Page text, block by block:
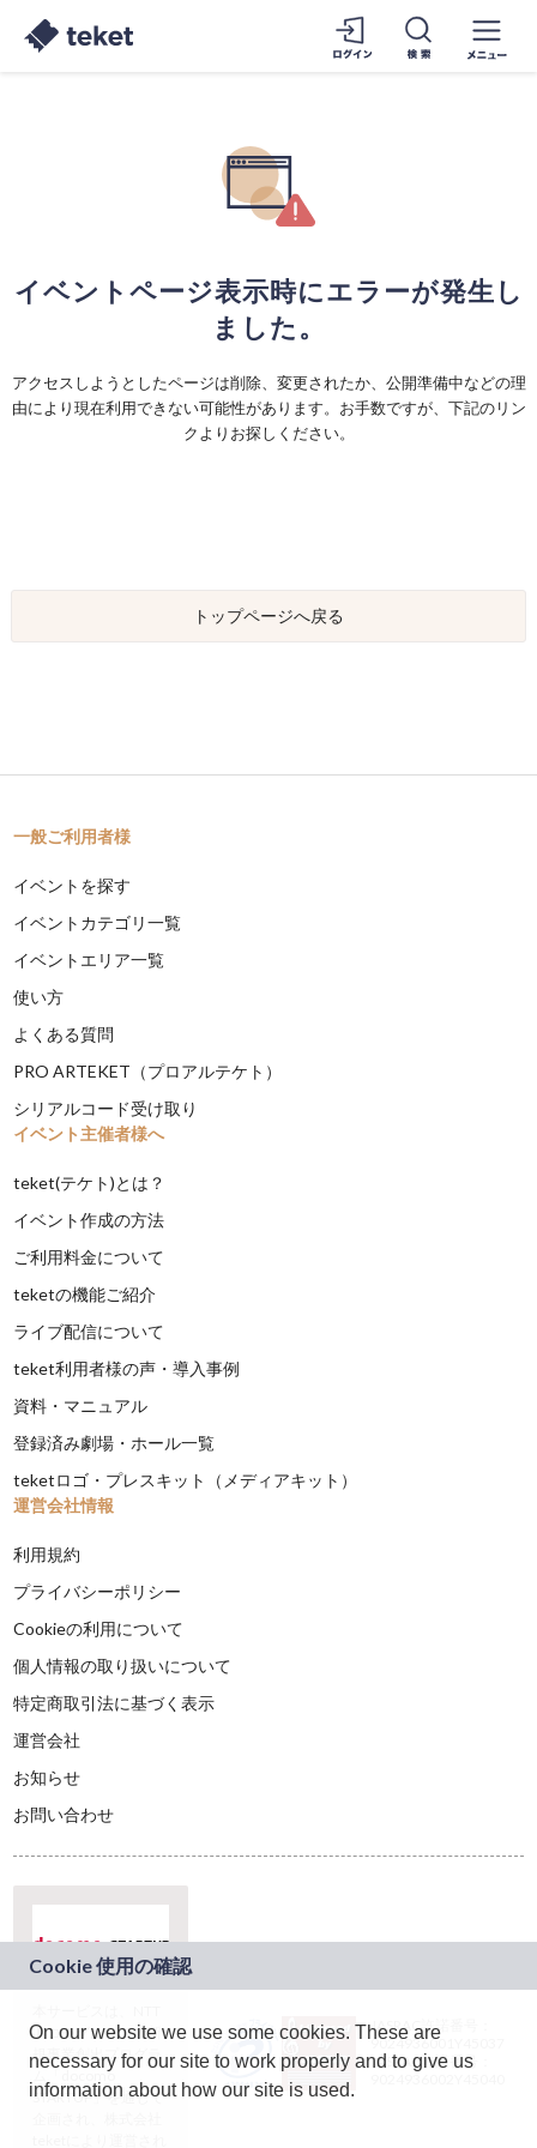
イベントページ表示時にエラーが発生し
ました。
アクセスしようとしたページは削除、変更されたか、公開準備中などの理
由により現在利用できない可能性があります。お手数ですが、下記のリン
クよりお探しください。
トップページへ戻る
一般ご利用者様
イベントを探す
イベントカテゴリ一覧
イベントエリア一覧
使い方
よくある質問
PRO ARTEKET（プロアルテケト）
シリアルコード受け取り
イベント主催者様へ
teket(テケト)とは？
イベント作成の方法
ご利用料金について
teketの機能ご紹介
ライブ配信について
teket利用者様の声・導入事例
資料・マニュアル
登録済み劇場・ホール一覧
teketロゴ・プレスキット（メディアキット）
運営会社情報
利用規約
プライバシーポリシー
Cookieの利用について
個人情報の取り扱いについて
特定商取引法に基づく表示
運営会社
お知らせ
お問い合わせ
ドコモグループの新
規事業創出プログラ
ム「docomo
STARTUP」を通じて
JASRAC許諾番号：
9024936001Y45037
JASRAC許諾番号：
On our website we use some cookies. These are
necessary for our site to work properly and to give us
information about how our site is used.